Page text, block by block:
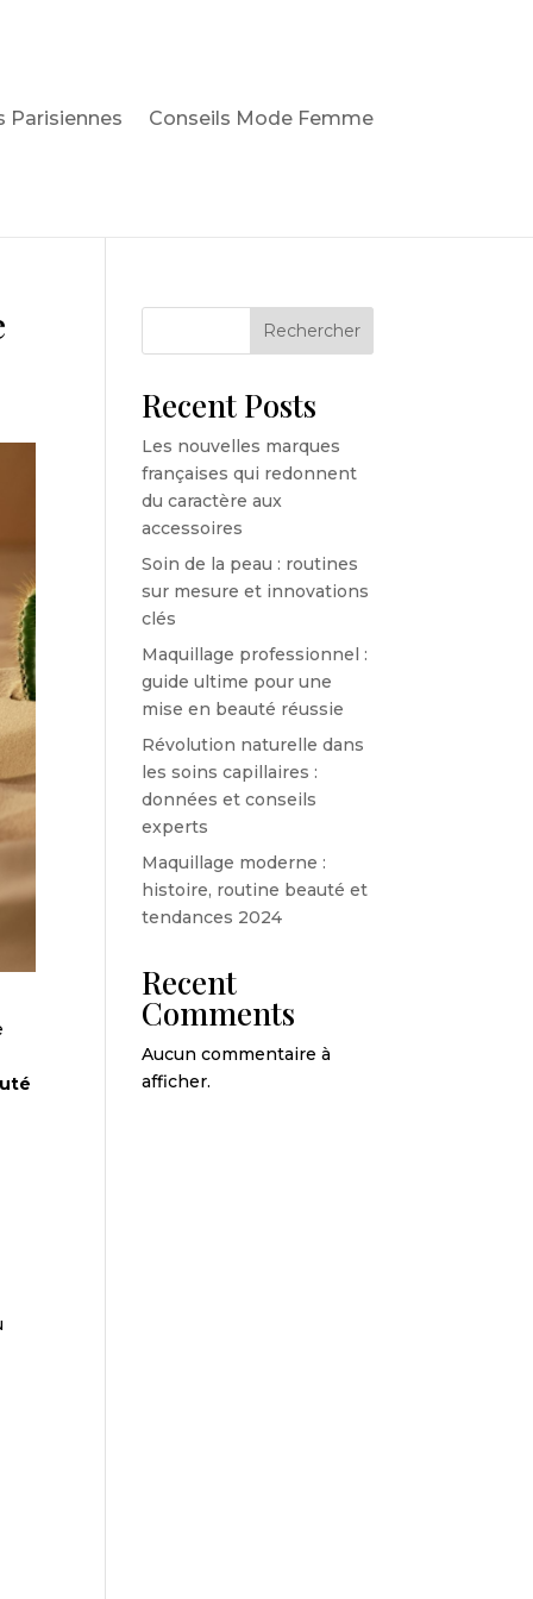
Parisiennes Conseils Mode Femme
Rechercher
Recent Posts
Les nouvelles marques
françaises qui redonnent
du caractère aux
accessoires
Soin de la peau : routines
sur mesure et innovations
clés
Maquillage professionnel :
guide ultime pour une
mise en beauté réussie
Révolution naturelle dans
les soins capillaires :
données et conseils
experts
Maquillage moderne :
histoire, routine beauté et
tendances 2024
Recent
Comments
Aucun commentaire à
afficher.